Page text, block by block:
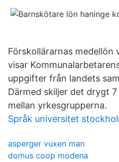
Förskollärarnas medellön
visar
uppgifter från landets
Därmed skiljer det drygt
mellan yrkesgrupperna.
Språk universitet
asperger vuxen man
domus coop modena